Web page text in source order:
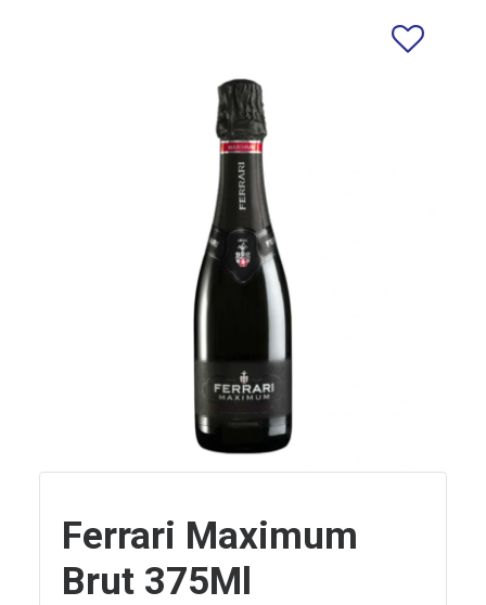
Ferrari Maximum
Brut 375Ml